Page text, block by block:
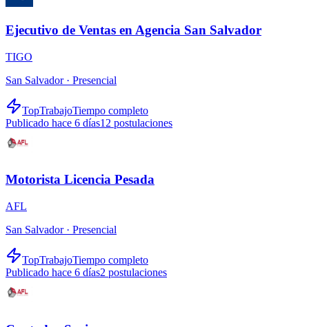
Ejecutivo de Ventas en Agencia San Salvador
TIGO
San Salvador · Presencial
TopTrabajoTiempo completo
Publicado hace 6 días12 postulaciones
Motorista Licencia Pesada
AFL
San Salvador · Presencial
TopTrabajoTiempo completo
Publicado hace 6 días2 postulaciones